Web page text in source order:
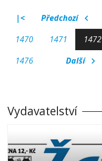
|< Předchozí
1470
1471 1472
1476
Další
Vydavatelství